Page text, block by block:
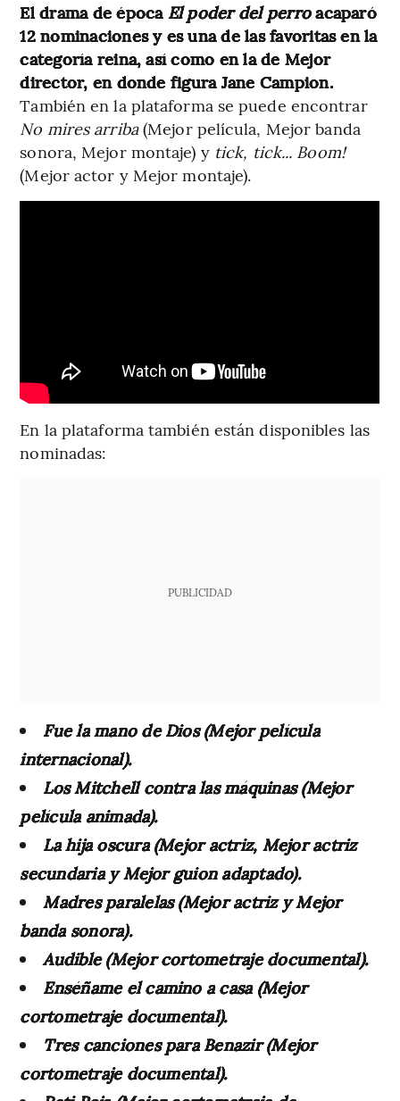
El drama de época El poder del perroacaparó
12 nominaciones y es una de las favoritas en la
categoría reina, así como en la de Mejor
director, en donde figura Jane Campion.
También en la plataforma se puede encontrar
No mires arriba(Mejor película, Mejor banda
sonora, Mejor montaje) y tick, tick... Boom!
(Mejor actor y Mejor montaje).
En la plataforma también están disponibles las
nominadas:
PUBLICIDAD
Fue la mano de Dios (Mejor película
internacional).
Los Mitchell contra las máquinas (Mejor
película animada).
La hija oscura (Mejor actriz, Mejor actriz
secundaria y Mejor guion adaptado).
Madres paralelas (Mejor actriz y Mejor
banda sonora).
Audible (Mejor cortometraje documental).
Enséñame el camino a casa (Mejor
cortometraje documental).
Tres canciones para Benazir (Mejor
cortometraje documental).